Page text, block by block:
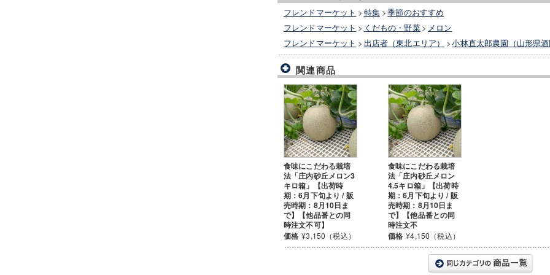
フレンドマーケット > 特集 >季節のおすすめ
フレンドマーケット > くだもの・野菜> メロン
フレンドマーケット > 出店者（東北エリア） >小林直太郎農園（山形県
関連商品
食味にこだわる栽培
法「庄内砂丘メロン3
キロ箱」【出荷時
期：6月下旬より / 販
売時期：8月10日ま
で】【他品番との同
時注文不可】
価格 ¥3,150（税込）
食味にこだわる栽培
法「庄内砂丘メロン
4.5キロ箱」【出荷時
期：6月下旬より / 販
売時期：8月10日ま
で】【他品番との同
時注文不
価格 ¥4,150（税込）